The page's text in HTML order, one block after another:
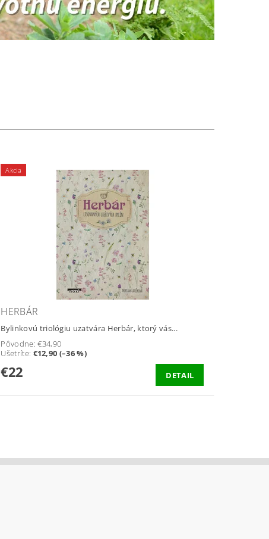
Akcia
HERBÁR
Bylinkovú triológiu uzatvára Herbár, ktorý vás...
Pôvodne:€34,90
Ušetríte: €12,90 (–36 %)
€22 DETAIL